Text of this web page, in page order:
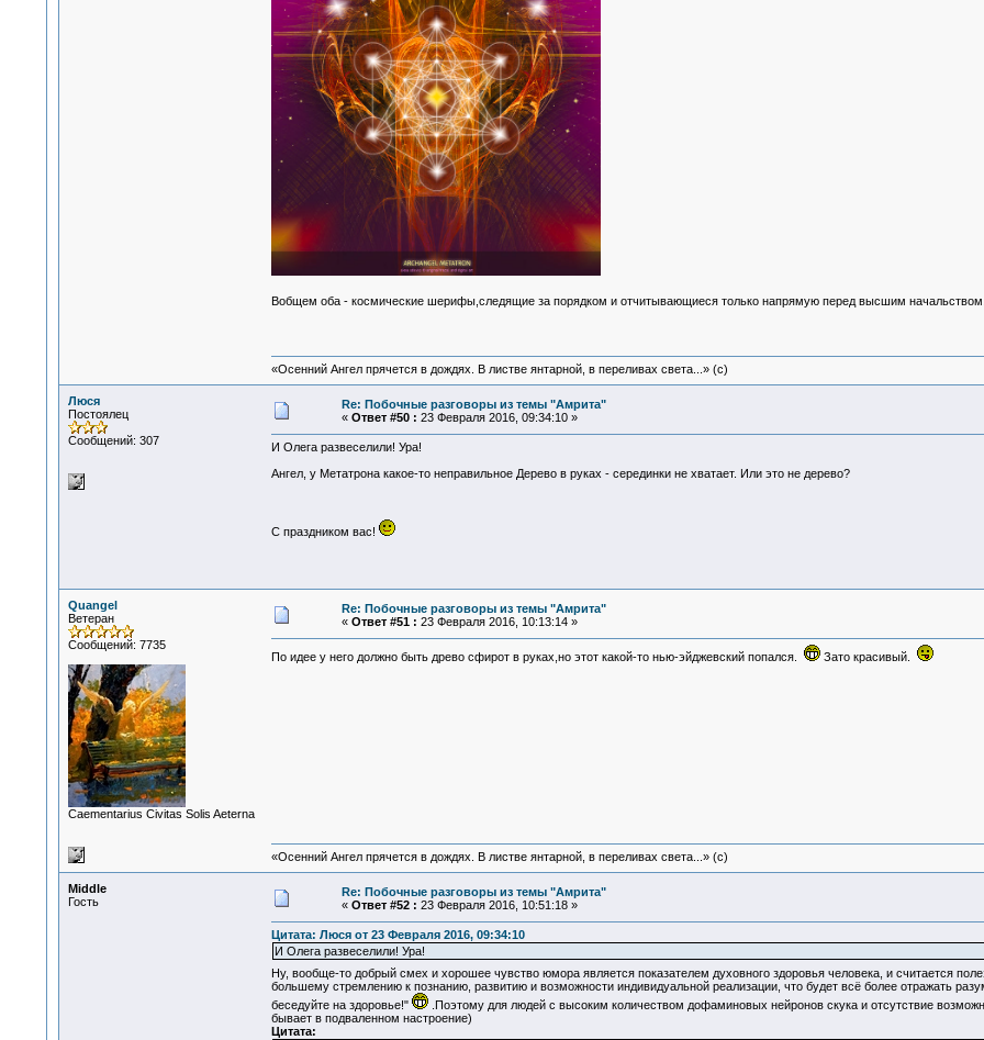
Вобщем оба - космические шерифы,следящие за порядком и отчитывающиеся только напрямую перед высшим
«Осенний Ангел прячется в дождях. В листве янтарной, в переливах света...» (c)
Люся
Постоялец
Сообщений: 307
Re: Побочные разговоры из темы "Амрита"
« Ответ #50 : 23 Февраля 2016, 09:34:10 »
И Олега развеселили! Ура!
Ангел, у Метатрона какое-то неправильное Дерево в руках - серединки не хватает. Или это не дерево?
С праздником вас!
Quangel
Ветеран
Сообщений: 7735
Сaementarius Civitas Solis Aeterna
Re: Побочные разговоры из темы "Амрита"
« Ответ #51 : 23 Февраля 2016, 10:13:14 »
По идее у него должно быть древо сфирот в руках,но этот какой-то нью-эйджевский попался. Зато красивый.
«Осенний Ангел прячется в дождях. В листве янтарной, в переливах света...» (c)
Middle
Гость
Re: Побочные разговоры из темы "Амрита"
« Ответ #52 : 23 Февраля 2016, 10:51:18 »
Цитата: Люся от 23 Февраля 2016, 09:34:10
И Олега развеселили! Ура!
Ну, вообще-то добрый смех и хорошее чувство юмора является показателем духовного здоровья человека, и считается
большему стремлению к познанию, развитию и возможности индивидуальной реализации, что будет всё более отражать
беседуйте на здоровье!"
.Поэтому для людей с высоким количеством дофаминовых нейронов скука и отсутствие
бывает в подваленном настроение)
Цитата: